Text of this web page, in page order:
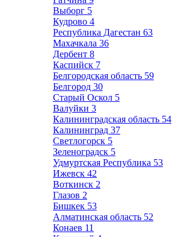
Выборг 5
Кудрово 4
Республика Дагестан 63
Махачкала 36
Дербент 8
Каспийск 7
Белгородская область 59
Белгород 30
Старый Оскол 5
Валуйки 3
Калининградская область 54
Калининград 37
Светлогорск 5
Зеленоградск 5
Удмуртская Республика 53
Ижевск 42
Воткинск 2
Глазов 2
Бишкек 53
Алматинская область 52
Конаев 11